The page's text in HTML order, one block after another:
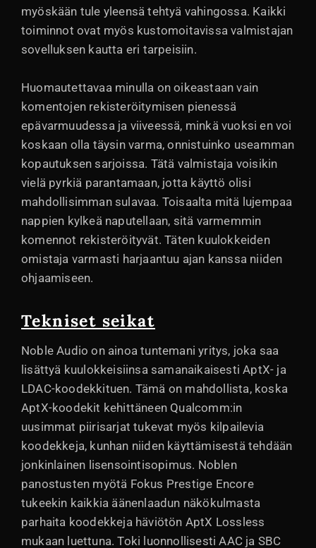
myöskään tule yleensä tehtyä vahingossa. Kaikki
toiminnot ovat myös kustomoitavissa valmistajan
sovelluksen kautta eri tarpeisiin.
Huomautettavaa minulla on oikeastaan vain
komentojen rekisteröitymisen pienessä
epävarmuudessa ja viiveessä, minkä vuoksi en voi
koskaan olla täysin varma, onnistuinko useamman
kopautuksen sarjoissa. Tätä valmistaja voisikin
vielä pyrkiä parantamaan, jotta käyttö olisi
mahdollisimman sulavaa. Toisaalta mitä lujempaa
nappien kylkeä naputellaan, sitä varmemmin
komennot rekisteröityvät. Täten kuulokkeiden
omistaja varmasti harjaantuu ajan kanssa niiden
ohjaamiseen.
Tekniset seikat
Noble Audio on ainoa tuntemani yritys, joka saa
lisättyä kuulokkeisiinsa samanaikaisesti AptX- ja
LDAC-koodekkituen. Tämä on mahdollista, koska
AptX-koodekit kehittäneen Qualcomm:in
uusimmat piirisarjat tukevat myös kilpailevia
koodekkeja, kunhan niiden käyttämisestä tehdään
jonkinlainen lisensointisopimus. Noblen
panostusten myötä Fokus Prestige Encore
tukeekin kaikkia äänenlaadun näkökulmasta
parhaita koodekkeja häviötön AptX Lossless
mukaan luettuna. Toki luonnollisesti AAC ja SBC